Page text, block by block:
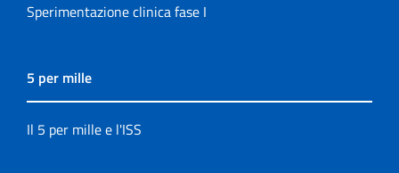
Sperimentazione clinica fase I
5 per mille
Il 5 per mille e l'ISS